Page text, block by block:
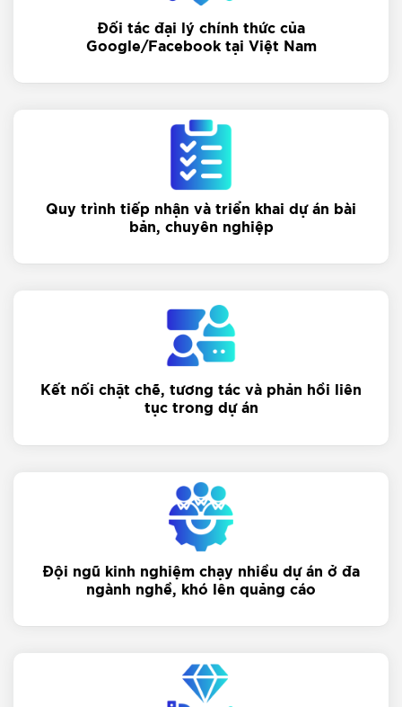
Đối tác đại lý chính thức của
Google/Facebook tại Việt Nam
Quy trình tiếp nhận và triển khai dự án bài
bản, chuyên nghiệp
Kết nối chặt chẽ, tương tác và phản hồi liên
tục trong dự án
Đội ngũ kinh nghiệm chạy nhiều dự án ở đa
ngành nghề, khó lên quảng cáo